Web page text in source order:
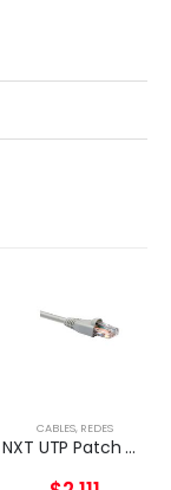
CABLES, REDES
NXT UTP Patch Cord Cat5e 2m CM – GRIS